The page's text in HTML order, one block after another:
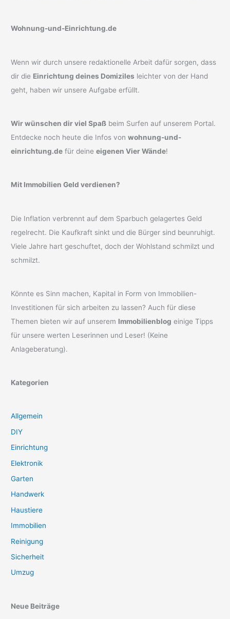
Wohnung-und-Einrichtung.de
Wenn wir durch unsere redaktionelle Arbeit dafür sorgen, dass
dir die Einrichtung deines Domiziles leichter von der Hand
geht, haben wir unsere Aufgabe erfüllt.
Wir wünschen dir viel Spaß beim Surfen auf unserem Portal.
Entdecke noch heute die Infos vonwohnung-und-
einrichtung.de für deineeigenen Vier Wände!
Mit Immobilien Geld verdienen?
Die Inflation verbrennt auf dem Sparbuch gelagertes Geld
regelrecht. Die Kaufkraft sinkt und die Bürger sind beunruhigt.
Viele Jahre hart geschuftet, doch der Wohlstand schmilzt und
schmilzt.
Könnte es Sinn machen, Kapital in Form von Immobilien-
Investitionen für sich arbeiten zu lassen? Auch für diese
Themen bieten wir auf unserem Immobilienblog einige Tipps
für unsere werten Leserinnen und Leser! (Keine
Anlageberatung).
Kategorien
Allgemein
DIY
Einrichtung
Elektronik
Garten
Handwerk
Haustiere
Immobilien
Reinigung
Sicherheit
Umzug
Neue Beiträge